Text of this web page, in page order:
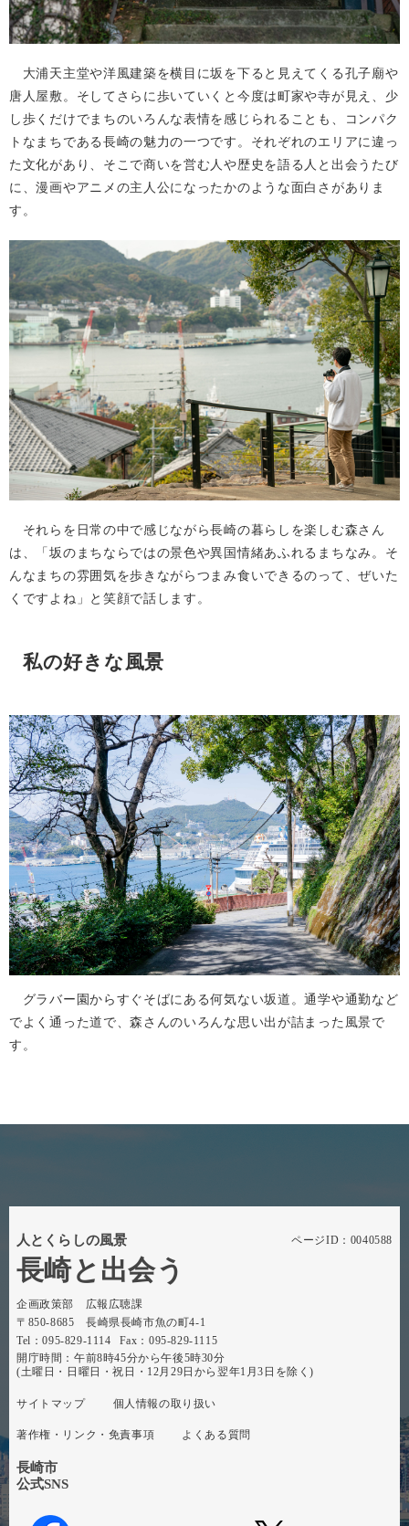
大浦天主堂や洋風建築を横目に坂を下ると見えてくる孔子廟や
唐人屋敷。そしてさらに歩いていくと今度は町家や寺が見え、少
し歩くだけでまちのいろんな表情を感じられることも、コンパク
トなまちである長崎の魅力の一つです。それぞれのエリアに違っ
た文化があり、そこで商いを営む人や歴史を語る人と出会うたび
に、漫画やアニメの主人公になったかのような面白さがありま
す。
それらを日常の中で感じながら長崎の暮らしを楽しむ森さん
は、「坂のまちならではの景色や異国情緒あふれるまちなみ。そ
んなまちの雰囲気を歩きながらつまみ食いできるのって、ぜいた
くですよね」と笑顔で話します。
私の好きな風景
グラバー園からすぐそばにある何気ない坂道。通学や通勤など
でよく通った道で、森さんのいろんな思い出が詰まった風景で
す。
ページID：0040588
人とくらしの風景
長崎と出会う
企画政策部 広報広聴課
〒850-8685 長崎県長崎市魚の町4-1
Tel：095-829-1114
Fax：095-829-1115
開庁時間：午前8時45分から午後5時30分
(土曜日・日曜日・祝日・12月29日から翌年1月3日を除く)
サイトマップ 個人情報の取り扱い
著作権・リンク・免責事項 よくある質問
長崎市
公式SNS